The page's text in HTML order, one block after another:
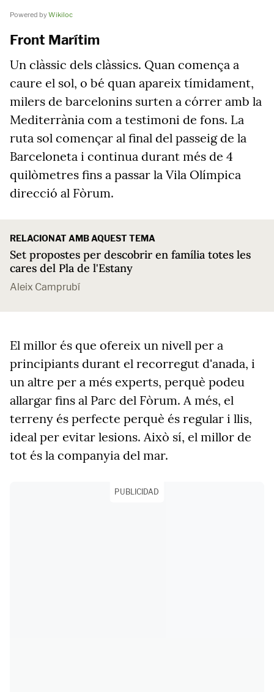
Powered byWikiloc
Front Marítim
Un clàssic dels clàssics. Quan comença a
caure el sol, o bé quan apareix tímidament,
milers de barcelonins surten a córrer amb la
Mediterrània com a testimoni de fons. La
ruta sol començar al final del passeig de la
Barceloneta i continua durant més de 4
quilòmetres fins a passar la Vila Olímpica
direcció al Fòrum.
RELACIONAT AMB AQUEST TEMA
Set propostes per descobrir en família totes les
cares del Pla de l'Estany
Aleix Camprubí
El millor és que ofereix un nivell per a
principiants durant el recorregut d'anada, i
un altre per a més experts, perquè podeu
allargar fins al Parc del Fòrum. A més, el
terreny és perfecte perquè és regular i llis,
ideal per evitar lesions. Això sí, el millor de
tot és la companyia del mar.
PUBLICIDAD